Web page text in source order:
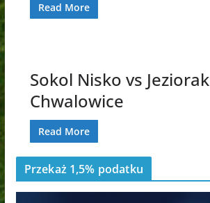
Read More
Sokol Nisko vs Jeziorak
Chwalowice
Read More
Przekaż 1,5% podatku